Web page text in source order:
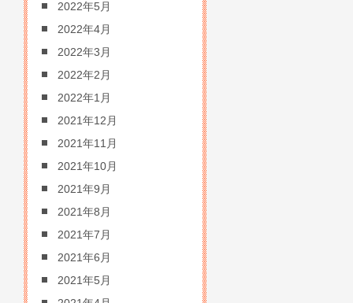
2022年5月
2022年4月
2022年3月
2022年2月
2022年1月
2021年12月
2021年11月
2021年10月
2021年9月
2021年8月
2021年7月
2021年6月
2021年5月